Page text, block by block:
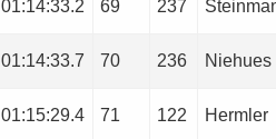
01:14:33.2 69 237
01:14:33.7 70 236 Niehues
01:15:29.4 71 122 Hermler